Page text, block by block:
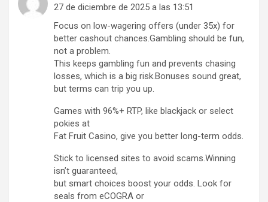
27 de diciembre de 2025 a las 13:51
Focus on low-wagering offers (under 35x) for
better cashout chances.Gambling should be fun,
not a problem.
This keeps gambling fun and prevents chasing
losses, which is a big risk.Bonuses sound great,
but terms can trip you up.
Games with 96%+ RTP, like blackjack or select
pokies at
Fat Fruit Casino, give you better long-term odds.
Stick to licensed sites to avoid scams.Winning
isn’t guaranteed,
but smart choices boost your odds. Look for
seals from eCOGRA or